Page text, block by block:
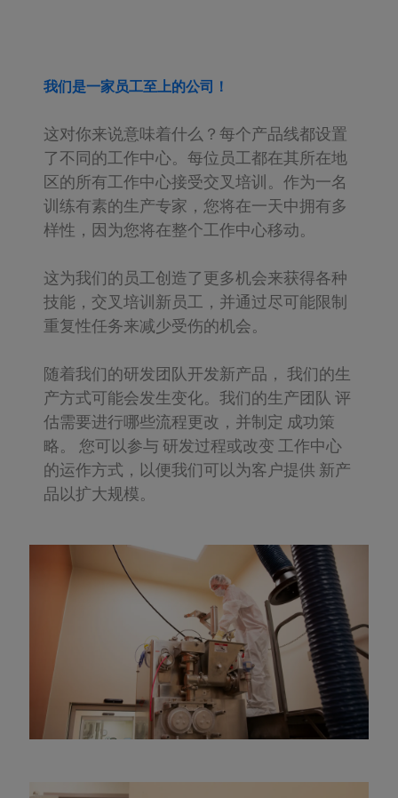
我们是一家员工至上的公司！
这对你来说意味着什么？每个产品线都设置
了不同的工作中心。每位员工都在其所在地
区的所有工作中心接受交叉培训。作为一名
训练有素的生产专家，您将在一天中拥有多
样性，因为您将在整个工作中心移动。
这为我们的员工创造了更多机会来获得各种
技能，交叉培训新员工，并通过尽可能限制
重复性任务来减少受伤的机会。
随着我们的研发团队开发新产品， 我们的生
产方式可能会发生变化。我们的生产团队 评
估需要进行哪些流程更改，并制定 成功策
略。 您可以参与 研发过程或改变 工作中心
的运作方式，以便我们可以为客户提供 新产
品以扩大规模。